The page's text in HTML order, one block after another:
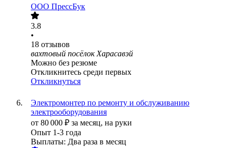
ООО ПрессБук
3.8
•
18 отзывов
вахтовый посёлок Харасавэй
Можно без резюме
Откликнитесь среди первых
Откликнуться
Электромонтер по ремонту и обслуживанию
электрооборудования
от 80 000 ₽ за месяц, на руки
Опыт 1-3 года
Выплаты: Два раза в месяц